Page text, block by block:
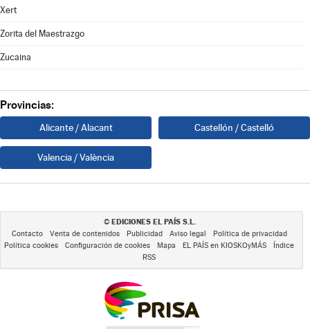
Xert
Zorita del Maestrazgo
Zucaina
Provincias:
Alicante / Alacant Castellón / Castelló
Valencia / València
© EDICIONES EL PAÍS S.L.
Contacto Venta de contenidos Publicidad Aviso legal
Política de privacidad
Política cookies
Configuración de cookies Mapa EL PAÍS en KIOSKOyMÁS
Índice
RSS